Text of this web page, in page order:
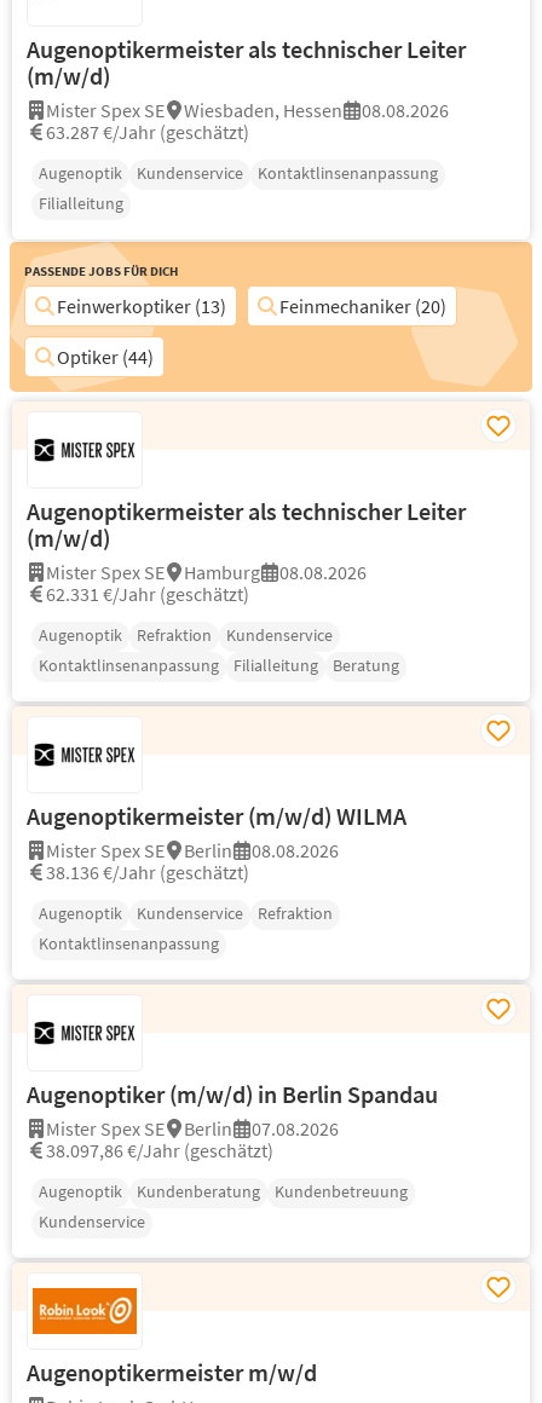
Augenoptikermeister als technischer Leiter
(m/w/d)
Mister Spex SE Wiesbaden, Hessen
08.08.2026
63.287 €/Jahr (geschätzt)
Augenoptik Kundenservice
Kontaktlinsenanpassung
Filialleitung
Passende Jobs für Dich
Feinwerkoptiker (13)
Feinmechaniker (20)
Optiker (44)
Augenoptikermeister als technischer Leiter
(m/w/d)
Mister Spex SE Hamburg
08.08.2026
62.331 €/Jahr (geschätzt)
Augenoptik Refraktion
Kundenservice
Kontaktlinsenanpassung
Filialleitung Beratung
Augenoptikermeister (m/w/d) WILMA
Mister Spex SE Berlin
08.08.2026
38.136 €/Jahr (geschätzt)
Augenoptik Kundenservice
Refraktion
Kontaktlinsenanpassung
Augenoptiker (m/w/d) in Berlin Spandau
Mister Spex SE Berlin
07.08.2026
38.097,86 €/Jahr (geschätzt)
Augenoptik Kundenberatung
Kundenbetreuung
Kundenservice
Augenoptikermeister m/w/d